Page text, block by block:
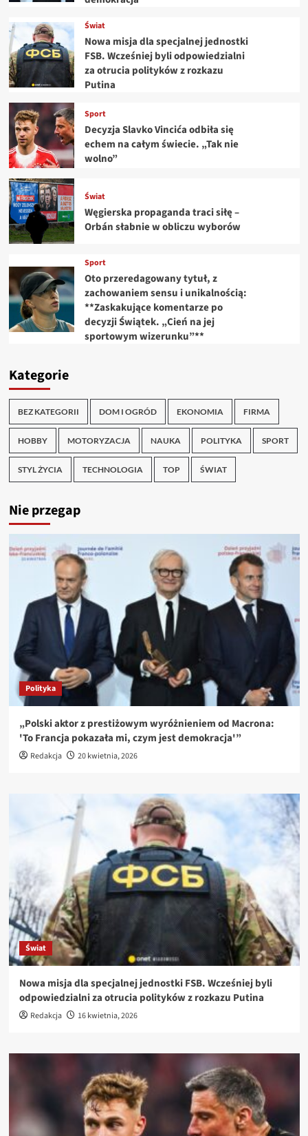
Świat
Nowa misja dla specjalnej jednostki
FSB. Wcześniej byli odpowiedzialni
za otrucia polityków z rozkazu
Putina
Sport
Decyzja Slavko Vincića odbiła się
echem na całym świecie. „Tak nie
wolno”
Świat
Węgierska propaganda traci siłę –
Orbán słabnie w obliczu wyborów
Sport
Oto przeredagowany tytuł, z
zachowaniem sensu i unikalnością:
**Zaskakujące komentarze po
decyzji Świątek. „Cień na jej
sportowym wizerunku”**
Kategorie
BEZ KATEGORII DOM I OGRÓD EKONOMIA FIRMA
HOBBY MOTORYZACJA NAUKA POLITYKA SPORT
STYL ŻYCIA TECHNOLOGIA TOP ŚWIAT
Nie przegap
Polityka
„Polski aktor z prestiżowym wyróżnieniem od Macrona:
'To Francja pokazała mi, czym jest demokracja'”
Redakcja 20 kwietnia, 2026
Świat
Nowa misja dla specjalnej jednostki FSB. Wcześniej byli
odpowiedzialni za otrucia polityków z rozkazu Putina
Redakcja 16 kwietnia, 2026